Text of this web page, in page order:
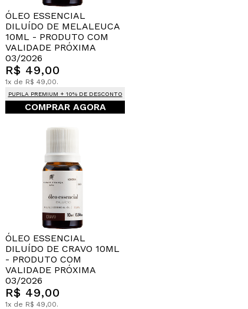
ÓLEO ESSENCIAL
DILUÍDO DE MELALEUCA
10ML - PRODUTO COM
VALIDADE PRÓXIMA
03/2026
R$ 49,00
1x de R$ 49,00.
PUPILA PREMIUM + 10% DE DESCONTO
COMPRAR AGORA
ÓLEO ESSENCIAL
DILUÍDO DE CRAVO 10ML
- PRODUTO COM
VALIDADE PRÓXIMA
03/2026
R$ 49,00
1x de R$ 49,00.